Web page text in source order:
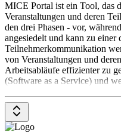
MICE Portal ist ein Tool, das
Veranstaltungen und deren
den drei Phasen - vor,
angesiedelt und kann zu
Teilnehmerkommunikation
von Veranstaltungen und
Arbeitsabläufe effizienter zu
(Software as a Service) und